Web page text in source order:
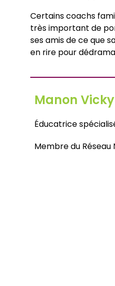
Certains coachs
très important de
ses amis de ce que
en rire pour
Manon
Éducatrice
Membre du Réseau